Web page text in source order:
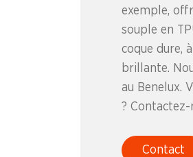
exemple,
souple en
coque dure,
brillante.
au Benelux.
? Contactez-
Contact